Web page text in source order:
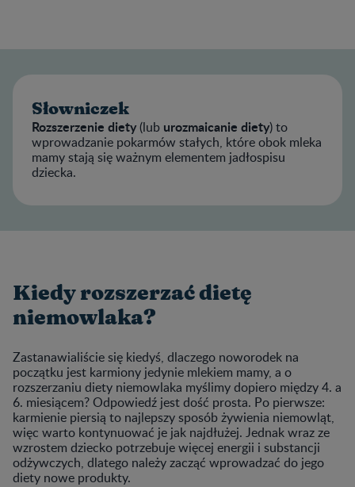
Słowniczek
Rozszerzenie diety(lub urozmaicanie diety) to
wprowadzanie pokarmów stałych, które obok mleka
mamy stają się ważnym elementem jadłospisu
dziecka.
Kiedy rozszerzać dietę
niemowlaka?
Zastanawialiście się kiedyś, dlaczego noworodek na
początku jest karmiony jedynie mlekiem mamy, a o
rozszerzaniu diety niemowlaka myślimy dopiero między 4. a
6. miesiącem? Odpowiedź jest dość prosta. Po pierwsze:
karmienie piersią to najlepszy sposób żywienia niemowląt,
więc warto kontynuować je jak najdłużej. Jednak wraz ze
wzrostem dziecko potrzebuje więcej energii i substancji
odżywczych, dlatego należy zacząć wprowadzać do jego
diety nowe produkty.